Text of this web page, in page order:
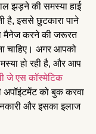
झड़ने की समस्या हाई
है, इससे छुटकारा पाने
मैनेज करने की जरूरत
चाहिए। अगर आपको
हो रही है, और आप
जे एस कॉस्मेटिक
अपॉइंटमेंट को बुक करवा
और इसका इलाज